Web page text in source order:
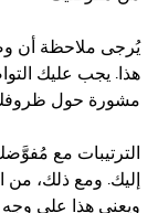
يُرجى ملاحظة أن
هذا. يجب عليك
مشورة حول
الترتيبات مع
إليك. ومع ذلك، من